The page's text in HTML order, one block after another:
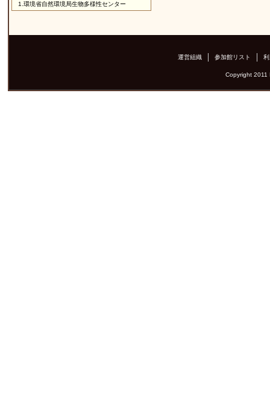
1. 環境省自然環境局生物多様性センター
運営組織 参加館リスト
Copyright 2011